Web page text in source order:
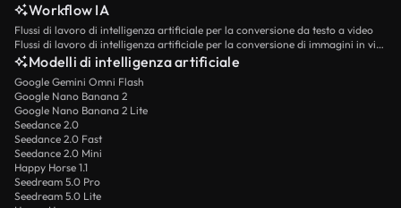
Workflow IA
Flussi di lavoro di intelligenza artificiale per la conversione da testo a video
Flussi di lavoro di intelligenza artificiale per la conversione di immagini in video
Modelli di intelligenza artificiale
Google Gemini Omni Flash
Google Nano Banana 2
Google Nano Banana 2 Lite
Seedance 2.0
Seedance 2.0 Fast
Seedance 2.0 Mini
Happy Horse 1.1
Seedream 5.0 Pro
Seedream 5.0 Lite